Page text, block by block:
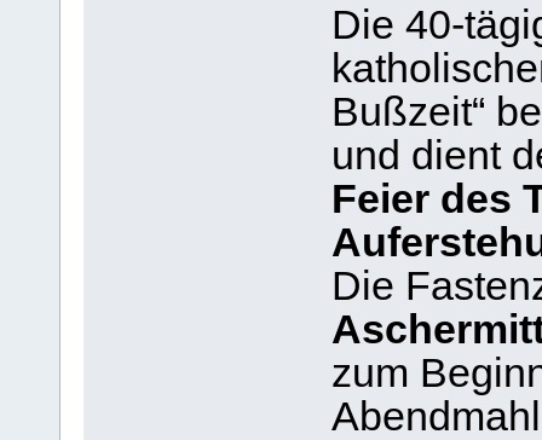
Die 40-
Bußzeit“
und dient
Feier des
Die
zum